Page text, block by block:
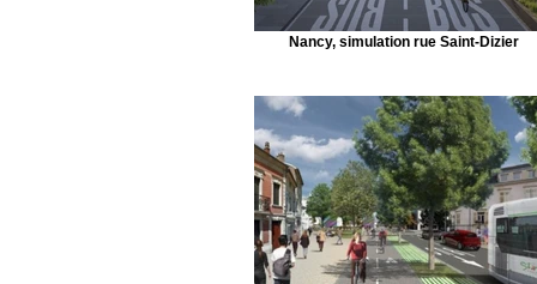
Nancy, simulation rue Saint-Dizier